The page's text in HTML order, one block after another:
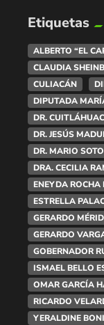
Etiquetas
ALBERTO “EL
CLAUDIA
CULIACÁN
DIPUTADA
DR.
DR. JESÚS
DR. MARIO
DRA. CECILIA
ENEYDA ROCHA
ESTRELLA
GERARDO
GERARDO
GOBERNADOR
ISMAEL BELLO
OMAR GARCÍA
RICARDO
YERALDINE